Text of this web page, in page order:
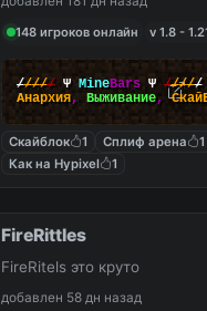
148 игроков онлайн
v 1.8 -
///// Ψ MineBars Ψ/////
Анархия, Выживание,
Скайблок 1 Сплиф арена 1
Как на Hypixel
1
FireRittles
FireRitels это круто
добавлен 58 дн назад